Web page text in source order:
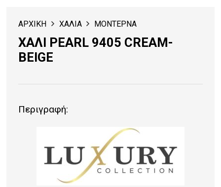
ΑΡΧΙΚΗ ΧΑΛΙΑ ΜΟΝΤΕΡΝΑ
ΧΑΛΙ PEARL 9405 CREAM-
BEIGE
Περιγραφή: